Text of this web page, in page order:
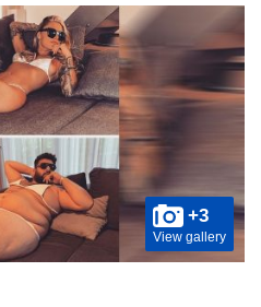
+3
View gallery